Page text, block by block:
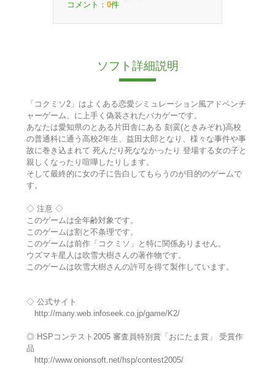
コメント： 0件
ソフト詳細説明
「コクミソ2」はよくある恋愛シミュレーション風アドベンチ
ャーゲーム、に上手く偽装されたバカゲーです。
あなたは愛知県のとある片田舎にある 刻霙(ときみぞれ)高校
の普通科に通う高校2年生、益田太郎となり、様々な事件や事
故に巻き込まれて 死んだり死ななかったり 登場する女の子と
親しくなったり喧嘩したりします。
そして最終的に女の子に告白してもらうのが目的のゲームで
す。
◇ 注意 ◇
このゲームは全年齢対象です。
このゲームは割と不条理です。
このゲームは前作「コクミソ」と特に関係ありません。
ウズマキ星人は吹雪大樹さんの著作物です。
このゲームは吹雪大樹さんの許可を得て製作しています。
◇ 公式サイト
http://many.web.infoseek.co.jp/game/K2/
◎ HSPコンテスト2005 審査員特別賞「おにたま賞」 受賞作
品
http://www.onionsoft.net/hsp/contest2005/